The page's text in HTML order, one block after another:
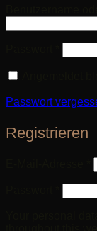
Passwort
Registrieren